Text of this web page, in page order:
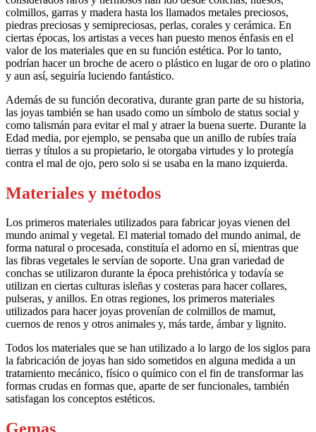
colmillos, garras y madera hasta los llamados metales preciosos,
piedras preciosas y semipreciosas, perlas, corales y cerámica. En
ciertas épocas, los artistas a veces han puesto menos énfasis en el
valor de los materiales que en su función estética. Por lo tanto,
podrían hacer un broche de acero o plástico en lugar de oro o platino
y aun así, seguiría luciendo fantástico.
Además de su función decorativa, durante gran parte de su historia,
las joyas también se han usado como un símbolo de status social y
como talismán para evitar el mal y atraer la buena suerte. Durante la
Edad media, por ejemplo, se pensaba que un anillo de rubíes traía
tierras y títulos a su propietario, le otorgaba virtudes y lo protegía
contra el mal de ojo, pero solo si se usaba en la mano izquierda.
Materiales y métodos
Los primeros materiales utilizados para fabricar joyas vienen del
mundo animal y vegetal. El material tomado del mundo animal, de
forma natural o procesada, constituía el adorno en sí, mientras que
las fibras vegetales le servían de soporte. Una gran variedad de
conchas se utilizaron durante la época prehistórica y todavía se
utilizan en ciertas culturas isleñas y costeras para hacer collares,
pulseras, y anillos. En otras regiones, los primeros materiales
utilizados para hacer joyas provenían de colmillos de mamut,
cuernos de renos y otros animales y, más tarde, ámbar y lignito.
Todos los materiales que se han utilizado a lo largo de los siglos para
la fabricación de joyas han sido sometidos en alguna medida a un
tratamiento mecánico, físico o químico con el fin de transformar las
formas crudas en formas que, aparte de ser funcionales, también
satisfagan los conceptos estéticos.